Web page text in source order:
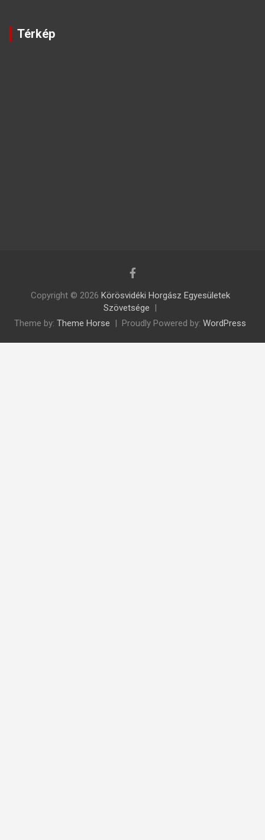
Térkép
Copyright © 2026 Körösvidéki Horgász Egyesületek
Szövetsége
Theme by: Theme Horse Proudly Powered by: WordPress